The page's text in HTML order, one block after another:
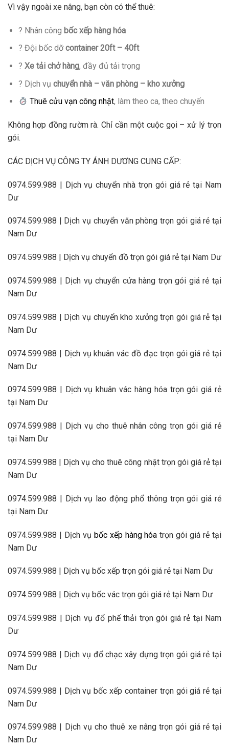
Vì vậy ngoài xe nâng, bạn còn có thể thuê:
? Nhân công bốc xếp hàng hóa
? Đội bốc dỡcontainer 20ft – 40ft
? Xe tải chở hàng, đầy đủ tải trọng
? Dịch vụ chuyển nhà – văn phòng – kho xưởng
Thuê cửu vạn công nhật, làm theo ca, theo chuyến
Không hợp đồng rườm rà. Chỉ cần một cuộc gọi – xử lý trọn
gói.
CÁC DỊCH VỤ CÔNG TY ÁNH DƯƠNG CUNG CẤP:
0974.599.988 | Dịch vụ chuyển nhà trọn gói giá rẻ tại Nam
Dư
0974.599.988 | Dịch vụ chuyển văn phòng trọn gói giá rẻ tại
Nam Dư
0974.599.988 | Dịch vụ chuyển đồ trọn gói giá rẻ tại Nam Dư
0974.599.988 | Dịch vụ chuyển cửa hàng trọn gói giá rẻ tại
Nam Dư
0974.599.988 | Dịch vụ chuyển kho xưởng trọn gói giá rẻ tại
Nam Dư
0974.599.988 | Dịch vụ khuân vác đồ đạc trọn gói giá rẻ tại
Nam Dư
0974.599.988 | Dịch vụ khuân vác hàng hóa trọn gói giá rẻ
tại Nam Dư
0974.599.988 | Dịch vụ cho thuê nhân công trọn gói giá rẻ
tại Nam Dư
0974.599.988 | Dịch vụ cho thuê công nhật trọn gói giá rẻ tại
Nam Dư
0974.599.988 | Dịch vụ lao động phổ thông trọn gói giá rẻ
tại Nam Dư
0974.599.988 | Dịch vụ bốc xếp hàng hóa trọn gói giá rẻ tại
Nam Dư
0974.599.988 | Dịch vụ bốc xếp trọn gói giá rẻ tại Nam Dư
0974.599.988 | Dịch vụ bốc vác trọn gói giá rẻ tại Nam Dư
0974.599.988 | Dịch vụ đổ phế thải trọn gói giá rẻ tại Nam
Dư
0974.599.988 | Dịch vụ đổ chạc xây dựng trọn gói giá rẻ tại
Nam Dư
0974.599.988 | Dịch vụ bốc xếp container trọn gói giá rẻ tại
Nam Dư
0974.599.988 | Dịch vụ cho thuê xe nâng trọn gói giá rẻ tại
Nam Dư